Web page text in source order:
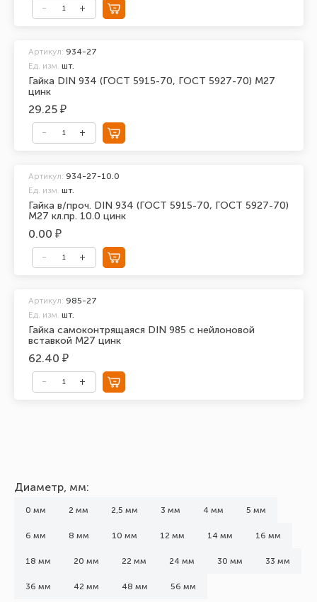
Гайка DIN 934 (ГОСТ 5915-70, ГОСТ 5927-70) М27
цинк
Артикул: 934-27
Ед. изм. шт.
29.25 ₽
Гайка в/проч. DIN 934 (ГОСТ 5915-70, ГОСТ 5927-70)
М27 кл.пр. 10.0 цинк
Артикул: 934-27-10.0
Ед. изм. шт.
0.00 ₽
Гайка самоконтрящаяся DIN 985 с нейлоновой
вставкой М27 цинк
Артикул: 985-27
Ед. изм. шт.
62.40 ₽
Диаметр, мм:
0 мм 2 мм 2,5 мм 3 мм 4 мм 5 мм
6 мм 8 мм 10 мм 12 мм 14 мм 16 мм
18 мм 20 мм 22 мм 24 мм 30 мм 33 мм
36 мм 42 мм 48 мм 56 мм